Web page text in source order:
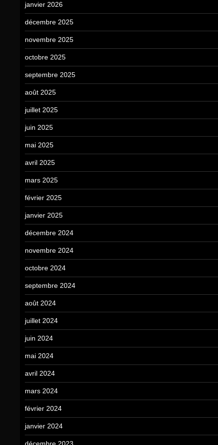
janvier 2026
décembre 2025
novembre 2025
octobre 2025
septembre 2025
août 2025
juillet 2025
juin 2025
mai 2025
avril 2025
mars 2025
février 2025
janvier 2025
décembre 2024
novembre 2024
octobre 2024
septembre 2024
août 2024
juillet 2024
juin 2024
mai 2024
avril 2024
mars 2024
février 2024
janvier 2024
décembre 2023